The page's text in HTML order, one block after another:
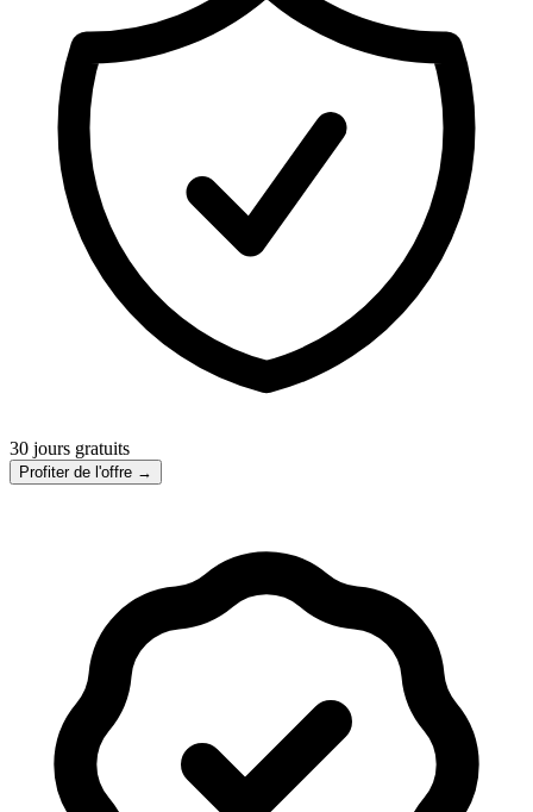
30 jours gratuits
Profiter de l'offre →